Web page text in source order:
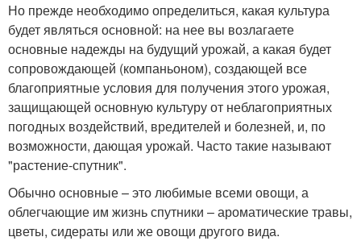
Но прежде необходимо определиться, какая культура
будет являться основной: на нее вы возлагаете
основные надежды на будущий урожай, а какая будет
сопровождающей (компаньоном), создающей все
благоприятные условия для получения этого урожая,
защищающей основную культуру от неблагоприятных
погодных воздействий, вредителей и болезней, и, по
возможности, дающая урожай. Часто такие называют
"растение-спутник".
Обычно основные – это любимые всеми овощи, а
облегчающие им жизнь спутники – ароматические травы,
цветы, сидераты или же овощи другого вида.